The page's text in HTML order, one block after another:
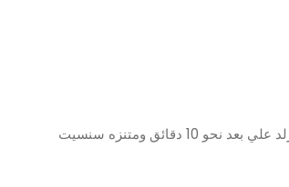
يقع مبني الاقامة الطلابية المتوفر ببرامنجهام بالقرب من العديد من الاماكن الترفيهية حيث تقع سني وورلد علي بعد نحو 10 دقائق ومتنزه سنسيت